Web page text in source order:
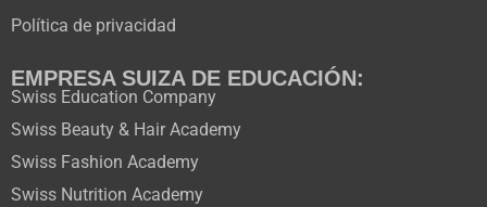
Política de privacidad
EMPRESA SUIZA DE EDUCACIÓN:
Swiss Education Company
Swiss Beauty & Hair Academy
Swiss Fashion Academy
Swiss Nutrition Academy